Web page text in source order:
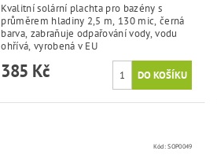
Kvalitní solární plachta pro bazény s
průměrem hladiny 2,5 m, 130 mic, černá
barva, zabraňuje odpařování vody, vodu
ohřívá, vyrobená v EU
385 Kč
Kód:SOP0049